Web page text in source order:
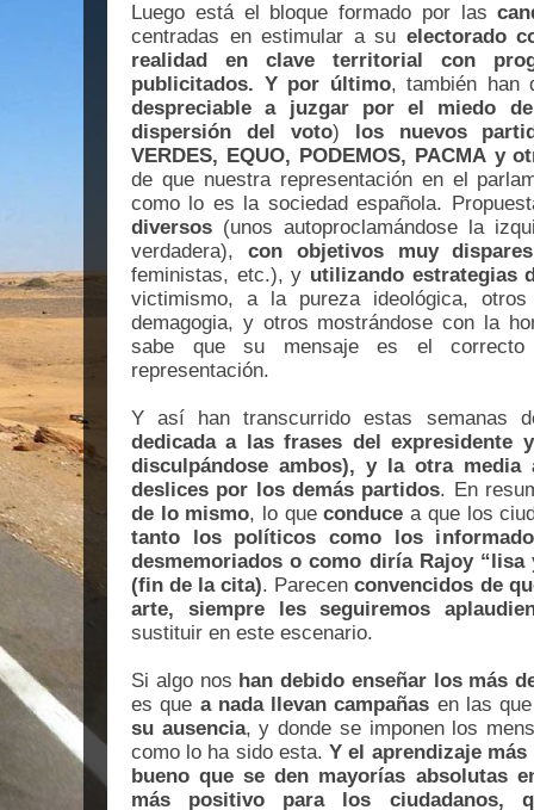
Luego está el bloque formado por las
centradas en estimular a su electorado
realidad en clave territorial con
publicitados. Y por último, también han
despreciable a juzgar por el miedo
dispersión del voto) los nuevos
VERDES, EQUO, PODEMOS, PACMA y
de que nuestra representación en el
como lo es la sociedad española.
diversos (unos autoproclamándose la
verdadera), con objetivos muy dispares
feministas, etc.), y utilizando estrategias
victimismo, a la pureza ideológica,
demagogia, y otros mostrándose con la
sabe que su mensaje es el
representación.
Y así han transcurrido estas semanas
dedicada a las frases del expresidente
disculpándose ambos), y la otra media
deslices por los demás partidos. En
de lo mismo, lo queconduce a que los
tanto los políticos como los
desmemoriados o como diría Rajoy
(fin de la cita). Parecenconvencidos de
arte, siempre les seguiremos
sustituir en este escenario.
Si algo nos han debido enseñar los más
es que a nada llevan campañas en las
su ausencia, y donde se imponen los
como lo ha sido esta.Y el aprendizaje
bueno que se den mayorías absolutas
más positivo para los ciudadanos,